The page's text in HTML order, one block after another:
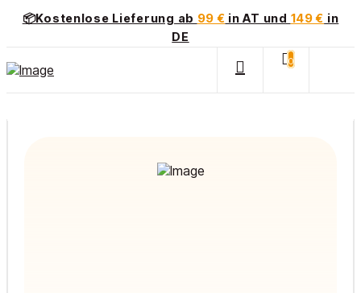
📦Kostenlose Lieferung ab 99 € in AT und 149 € in
DE
0